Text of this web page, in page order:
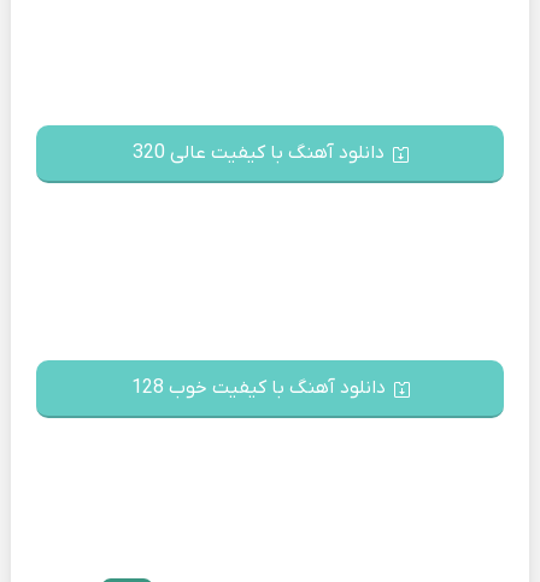
دانلود آهنگ با کیفیت عالی 320
دانلود آهنگ با کیفیت خوب 128